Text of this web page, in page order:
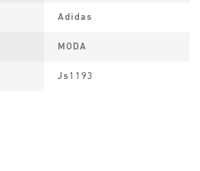
Adidas
MODA
Js1193